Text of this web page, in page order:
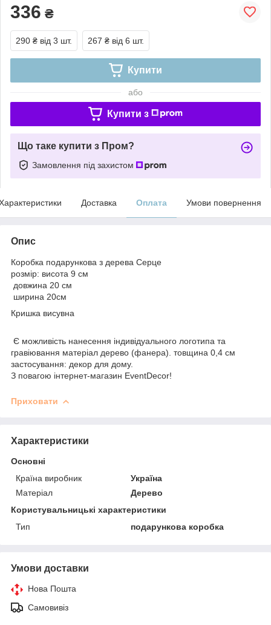
336 ₴
290 ₴ від 3 шт. 267 ₴ від 6 шт.
Купити
або
Купити з
Що таке купити з Пром?
Замовлення під захистом
Доставка Оплата Умови повернення
Опис
Коробка подарункова з дерева Серце
розмір: висота 9 см
довжина 20 см
ширина 20см
Кришка висувна
Є можливість нанесення індивідуального логотипа та
гравіювання матеріал дерево (фанера). товщина 0,4 см
застосування: декор для дому.
З повагою інтернет-магазин EventDecor!
Приховати
Характеристики
Основні
Країна виробник
Україна
Матеріал
Дерево
Користувальницькі характеристики
Тип
подарункова коробка
Умови доставки
Нова Пошта
Самовивіз